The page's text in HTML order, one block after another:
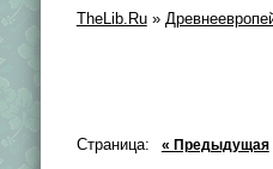
TheLib.Ru»
Страница: « Предыдущая